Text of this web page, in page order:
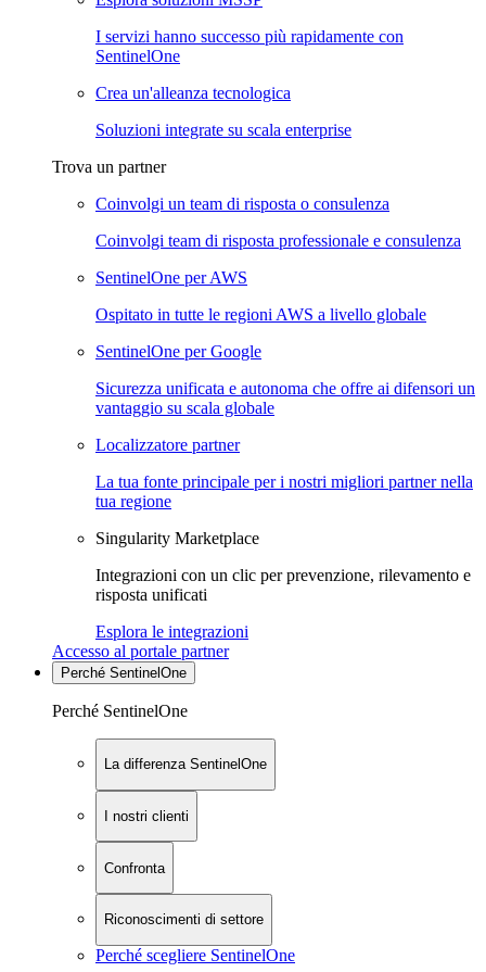
I servizi hanno successo più rapidamente con
SentinelOne
Crea un'alleanza tecnologica
Soluzioni integrate su scala enterprise
Trova un partner
Coinvolgi un team di risposta o consulenza
Coinvolgi team di risposta professionale e consulenza
SentinelOne per AWS
Ospitato in tutte le regioni AWS a livello globale
SentinelOne per Google
Sicurezza unificata e autonoma che offre ai difensori un
vantaggio su scala globale
Localizzatore partner
La tua fonte principale per i nostri migliori partner nella
tua regione
Singularity Marketplace
Integrazioni con un clic per prevenzione, rilevamento e
risposta unificati
Esplora le integrazioni
Accesso al portale partner
Perché SentinelOne
Perché SentinelOne
La differenza SentinelOne
I nostri clienti
Confronta
Riconoscimenti di settore
Perché scegliere SentinelOne